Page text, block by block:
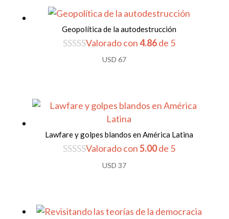
USD 37.USD 33.
Geopolítica de la autodestrucción
Valorado con4.86de 5
USD 67
Lawfare y golpes blandos en América Latina
Valorado con5.00de 5
USD 37